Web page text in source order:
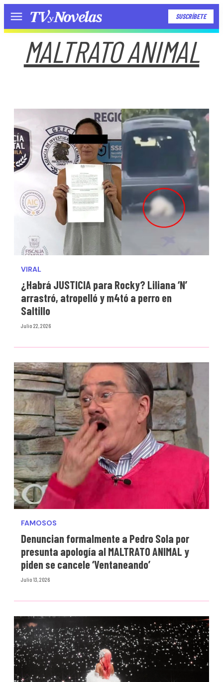
Menú SUSCRÍBETE
MALTRATO ANIMAL
VIRAL
¿Habrá JUSTICIA para Rocky? Liliana ‘N’
arrastró, atropelló y m4tó a perro en
Saltillo
Julio 22, 2026
FAMOSOS
Denuncian formalmente a Pedro Sola por
presunta apología al MALTRATO ANIMAL y
piden se cancele ‘Ventaneando’
Julio 13, 2026